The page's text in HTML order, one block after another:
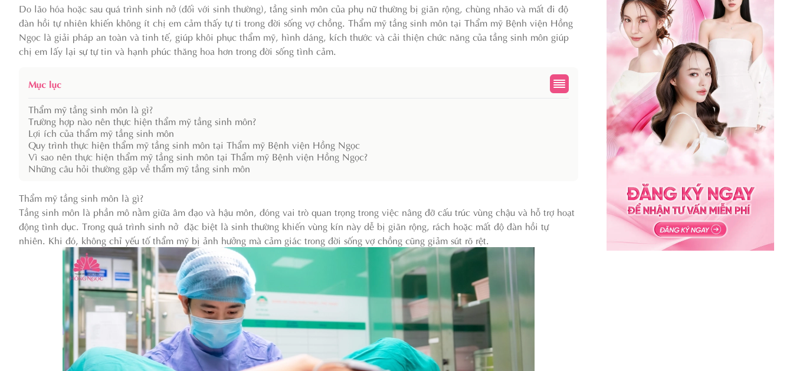
Do lão hóa hoặc sau quá trình sinh nở (đối với sinh thường), tầng sinh môn của phụ nữ thường bị giãn rộng, chùng nhão và mất đi độ
đàn hồi tự nhiên khiến không ít chị em cảm thấy tự ti trong đời sống vợ chồng. Thẩm mỹ tầng sinh môn tại Thẩm mỹ Bệnh viện Hồng
Ngọc là giải pháp an toàn và tinh tế, giúp khôi phục thẩm mỹ, hình dáng, kích thước và cải thiện chức năng của tầng sinh môn giúp
chị em lấy lại sự tự tin và hạnh phúc thăng hoa hơn trong đời sống tình cảm.
Mục lục
Thẩm mỹ tầng sinh môn là gì?
Trường hợp nào nên thực hiện thẩm mỹ tầng sinh môn?
Lợi ích của thẩm mỹ tầng sinh môn
Quy trình thực hiện thẩm mỹ tầng sinh môn tại Thẩm mỹ Bệnh viện Hồng Ngọc
Vì sao nên thực hiện thẩm mỹ tầng sinh môn tại Thẩm mỹ Bệnh viện Hồng Ngọc?
Những câu hỏi thường gặp về thẩm mỹ tầng sinh môn
Thẩm mỹ tầng sinh môn là gì?
Tầng sinh môn là phần mô nằm giữa âm đạo và hậu môn, đóng vai trò quan trọng trong việc nâng đỡ cấu trúc vùng chậu và hỗ trợ hoạt
động tình dục. Trong quá trình sinh nở đặc biệt là sinh thường khiến vùng kín này dễ bị giãn rộng, rách hoặc mất độ đàn hồi tự
nhiên. Khi đó, không chỉ yếu tố thẩm mỹ bị ảnh hưởng mà cảm giác trong đời sống vợ chồng cũng giảm sút rõ rệt.